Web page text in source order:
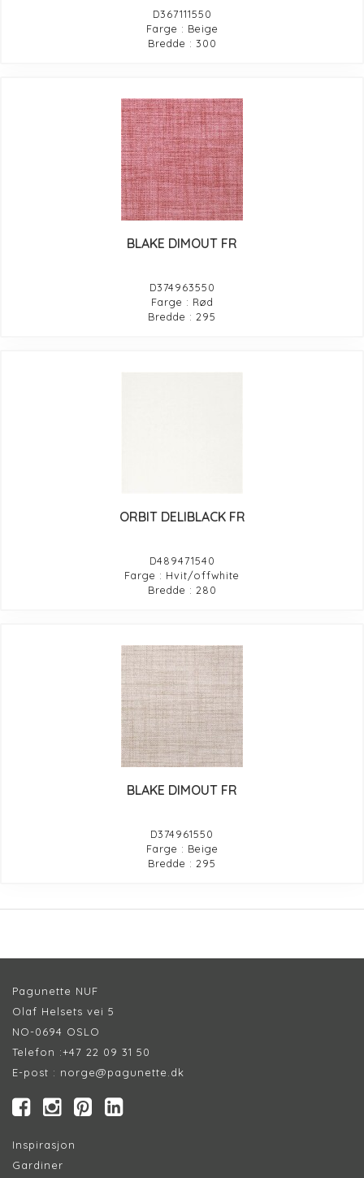
D367111550
Farge : Beige
Bredde : 300
BLAKE DIMOUT FR
D374963550
Farge : Rød
Bredde : 295
ORBIT DELIBLACK FR
D489471540
Farge : Hvit/offwhite
Bredde : 280
BLAKE DIMOUT FR
D374961550
Farge : Beige
Bredde : 295
Pagunette NUF
Olaf Helsets vei 5
NO-0694 OSLO
Telefon :+47 22 09 31 50
E-post : norge@pagunette.dk
Inspirasjon
Gardiner